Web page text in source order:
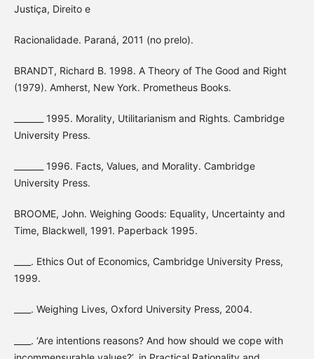
Justiça, Direito e
Racionalidade. Paraná, 2011 (no prelo).
BRANDT, Richard B. 1998. A Theory of The Good and Right
(1979). Amherst, New York. Prometheus Books.
_______ 1995. Morality, Utilitarianism and Rights. Cambridge
University Press.
_______ 1996. Facts, Values, and Morality. Cambridge
University Press.
BROOME, John. Weighing Goods: Equality, Uncertainty and
Time, Blackwell, 1991. Paperback 1995.
____. Ethics Out of Economics, Cambridge University Press,
1999.
____. Weighing Lives, Oxford University Press, 2004.
____. ‘Are intentions reasons? And how should we cope with